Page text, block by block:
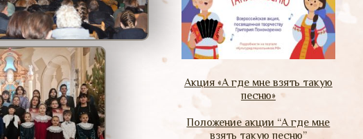
Акция «А где мне взять такую
песню»
Положение акции “А где мне
взять такую песню”